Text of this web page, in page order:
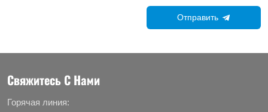
Отправить
Свяжитесь С Нами
Горячая линия: